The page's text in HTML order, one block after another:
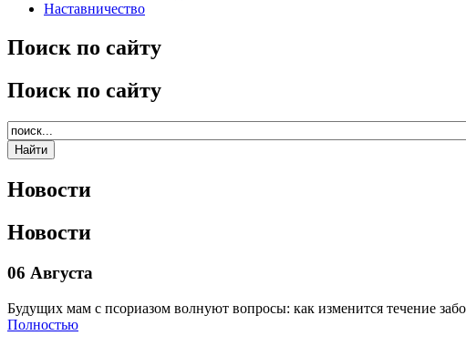
Наставничество
Поиск по сайту
Поиск по сайту
Новости
Новости
06 Августа
Будущих мам с псориазом волнуют вопросы: как изменится течение
Полностью